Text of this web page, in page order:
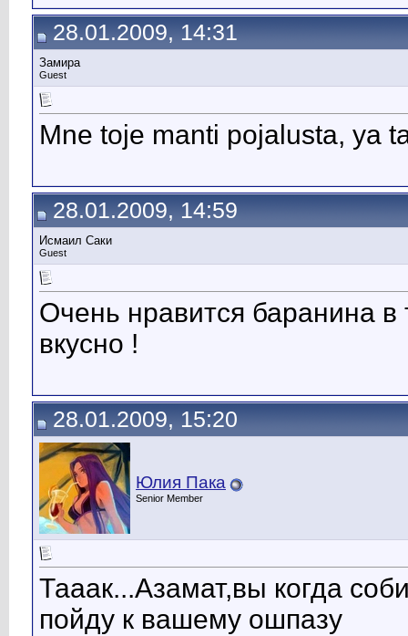
28.01.2009, 14:31
Замира
Guest
Mne toje manti pojalusta, ya
28.01.2009, 14:59
Исмаил Саки
Guest
Очень нравится баранина в
вкусно !
28.01.2009, 15:20
Юлия Пака
Senior Member
Тааак...Азамат,вы когда
пойду к вашему ошпазу